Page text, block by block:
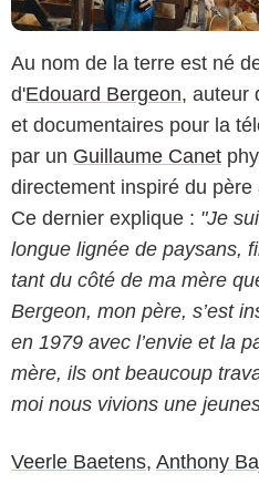
Au nom de la terre est né
d'Edouard Bergeon, auteur
et documentaires pour la
par un Guillaume Canet
directement inspiré du
Ce dernier explique : "Je
longue lignée de paysans,
tant du côté de ma mère
Bergeon, mon père, s’est
en 1979 avec l’envie et la
mère, ils ont beaucoup
moi nous vivions une
Veerle Baetens, Anthony